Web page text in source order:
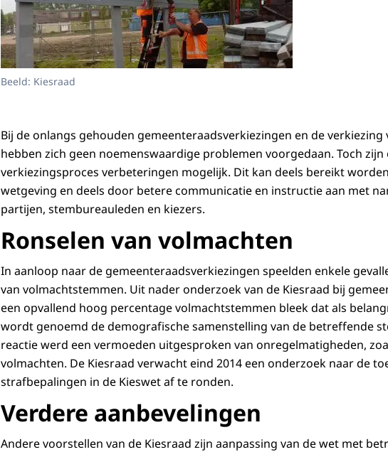
Beeld: Kiesraad
Bij de onlangs gehouden gemeenteraadsverkiezingen en de
hebben zich geen noemenswaardige problemen voorgedaan. Toch
verkiezingsproces verbeteringen mogelijk. Dit kan deels bereikt
wetgeving en deels door betere communicatie en instructie aan met
partijen, stembureauleden en kiezers.
Ronselen van volmachten
In aanloop naar de gemeenteraadsverkiezingen speelden enkele
van volmachtstemmen. Uit nader onderzoek van de Kiesraad bij
een opvallend hoog percentage volmachtstemmen bleek dat als
wordt genoemd de demografische samenstelling van de betreffende
reactie werd een vermoeden uitgesproken van onregelmatigheden,
volmachten. De Kiesraad verwacht eind 2014 een onderzoek naar de
strafbepalingen in de Kieswet af te ronden.
Verdere aanbevelingen
Andere voorstellen van de Kiesraad zijn aanpassing van de wet met